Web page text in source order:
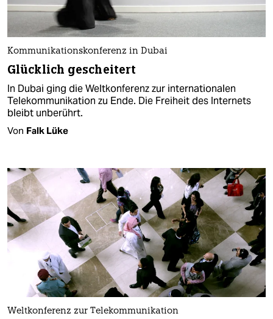
Kommunikationskonferenz in Dubai
Glücklich gescheitert
In Dubai ging die Weltkonferenz zur internationalen
Telekommunikation zu Ende. Die Freiheit des Internets
bleibt unberührt.
Von Falk Lüke
Weltkonferenz zur Telekommunikation